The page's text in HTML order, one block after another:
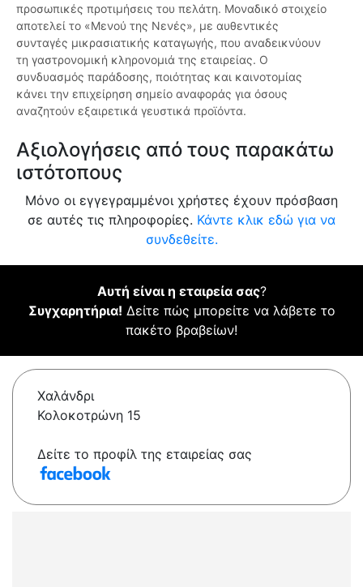
προσωπικές προτιμήσεις του πελάτη. Μοναδικό στοιχείο
αποτελεί το «Μενού της Νενές», με αυθεντικές
συνταγές μικρασιατικής καταγωγής, που αναδεικνύουν
τη γαστρονομική κληρονομιά της εταιρείας. Ο
συνδυασμός παράδοσης, ποιότητας και καινοτομίας
κάνει την επιχείρηση σημείο αναφοράς για όσους
αναζητούν εξαιρετικά γευστικά προϊόντα.
Αξιολογήσεις από τους παρακάτω
ιστότοπους
Μόνο οι εγγεγραμμένοι χρήστες έχουν πρόσβαση
σε αυτές τις πληροφορίες. Κάντε κλικ εδώ για να
συνδεθείτε.
Αυτή είναι η εταιρεία σας?
Συγχαρητήρια! Δείτε πώς μπορείτε να λάβετε το
πακέτο βραβείων!
Χαλάνδρι
Κολοκοτρώνη 15
Δείτε το προφίλ της εταιρείας σας